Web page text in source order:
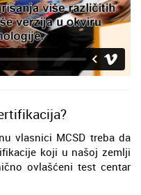
vlasnici MCSD treba da
koji u našoj zemlji
ovlašćeni test centar